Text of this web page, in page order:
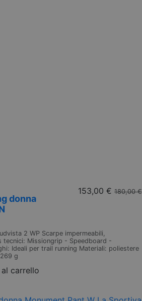
donna
153,00 € 180,00 €
2 WP Scarpe impermeabili,
tecnici: Missiongrip - Speedboard -
Ideali per trail running Materiali: poliestere
g
carrello